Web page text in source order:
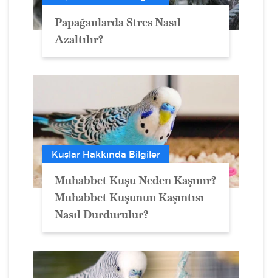
Papağanlarda Stres Nasıl
Azaltılır?
Kuşlar Hakkında Bilgiler
Muhabbet Kuşu Neden Kaşınır?
Muhabbet Kuşunun Kaşıntısı
Nasıl Durdurulur?